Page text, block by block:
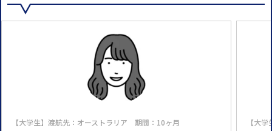
【大学生】渡航先：オーストラリア 期間：10ヶ月 【大